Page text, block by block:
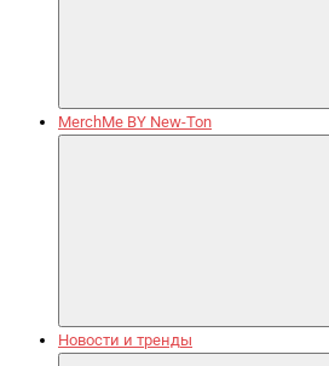
MerchMe BY New-Ton
Новости и тренды